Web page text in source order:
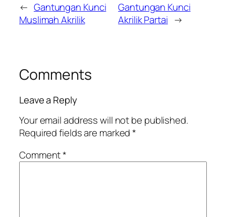
← Gantungan Kunci
Muslimah Akrilik
Gantungan Kunci
Akrilik Partai →
Comments
Leave a Reply
Your email address will not be published.
Required fields are marked*
Comment*